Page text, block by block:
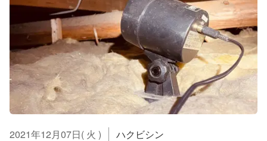
2021年12月07日( 火 ) ハクビシン